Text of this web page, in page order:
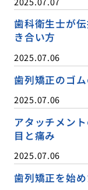
歯科衛生士が
き合い方
2025.07.06
歯列矯正のゴ
2025.07.06
アタッチメン
目と痛み
2025.07.06
歯列矯正を始